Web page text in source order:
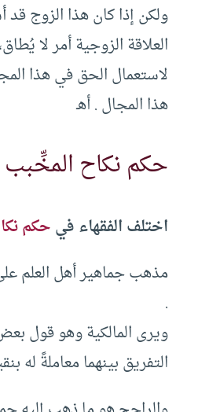
ولكن إذا كان هذا الزوج
العلاقة الزوجية أمر لا
لاستعمال الحق في هذا
هذا المجال . أهـ
حكم نكاح
اختلف الفقهاء فيحكم
مذهب جماهير أهل العلم
.
ويرى المالكية وهو قول
التفريق بينهما معاملةً له